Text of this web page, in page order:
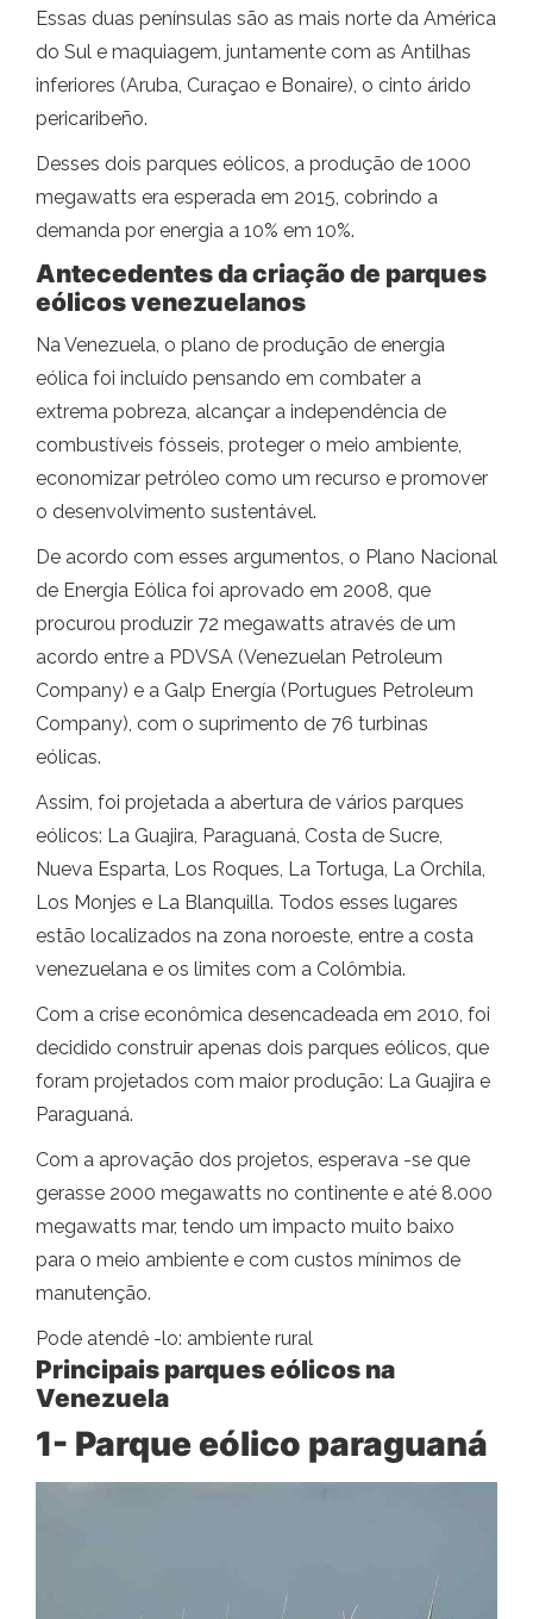
Essas duas penínsulas são as mais norte da América
do Sul e maquiagem, juntamente com as Antilhas
inferiores (Aruba, Curaçao e Bonaire), o cinto árido
pericaribeño.
Desses dois parques eólicos, a produção de 1000
megawatts era esperada em 2015, cobrindo a
demanda por energia a 10% em 10%.
Antecedentes da criação de parques
eólicos venezuelanos
Na Venezuela, o plano de produção de energia
eólica foi incluído pensando em combater a
extrema pobreza, alcançar a independência de
combustíveis fósseis, proteger o meio ambiente,
economizar petróleo como um recurso e promover
o desenvolvimento sustentável.
De acordo com esses argumentos, o Plano Nacional
de Energia Eólica foi aprovado em 2008, que
procurou produzir 72 megawatts através de um
acordo entre a PDVSA (Venezuelan Petroleum
Company) e a Galp Energía (Portugues Petroleum
Company), com o suprimento de 76 turbinas
eólicas.
Assim, foi projetada a abertura de vários parques
eólicos: La Guajira, Paraguaná, Costa de Sucre,
Nueva Esparta, Los Roques, La Tortuga, La Orchila,
Los Monjes e La Blanquilla. Todos esses lugares
estão localizados na zona noroeste, entre a costa
venezuelana e os limites com a Colômbia.
Com a crise econômica desencadeada em 2010, foi
decidido construir apenas dois parques eólicos, que
foram projetados com maior produção: La Guajira e
Paraguaná.
Com a aprovação dos projetos, esperava -se que
gerasse 2000 megawatts no continente e até 8.000
megawatts mar, tendo um impacto muito baixo
para o meio ambiente e com custos mínimos de
manutenção.
Pode atendê -lo: ambiente rural
Principais parques eólicos na
Venezuela
1- Parque eólico paraguaná